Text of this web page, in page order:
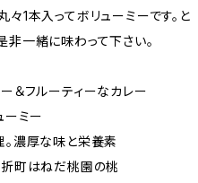
1本入ってボリューミーです。と
一緒に味わって下さい。
＆フルーティーなカレー
ーミー
濃厚な味と栄養素
町はねだ桃園の桃